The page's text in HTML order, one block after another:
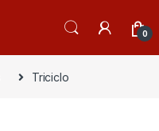
0
Triciclo